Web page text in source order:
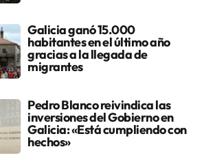
Galicia ganó 15.000
habitantes en el último año
gracias a la llegada de
migrantes
Pedro Blanco reivindica las
inversiones del Gobierno en
Galicia: «Está cumpliendo con
hechos»